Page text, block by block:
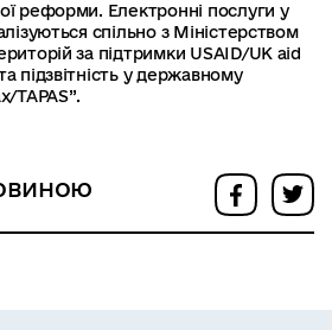
реформи. Електронні послуги у
спільно з Міністерством
за підтримки USAID/UK aid
підзвітність у державному
TAPAS”.